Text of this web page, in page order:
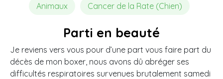
Animaux Cancer de la Rate (Chien)
Parti en beauté
Je reviens vers vous pour d’une part vous faire part du
décès de mon boxer, nous avons dû abréger ses
difficultés respiratoires survenues brutalement samedi